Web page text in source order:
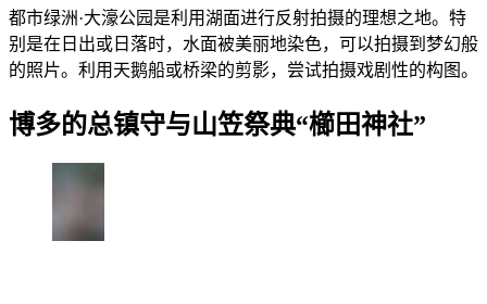
都市绿洲·大濠公园是利用湖面进行反射拍摄的理想之地。特
别是在日出或日落时，水面被美丽地染色，可以拍摄到梦幻般
的照片。利用天鹅船或桥梁的剪影，尝试拍摄戏剧性的构图。
博多的总镇守与山笠祭典“櫛田神社”